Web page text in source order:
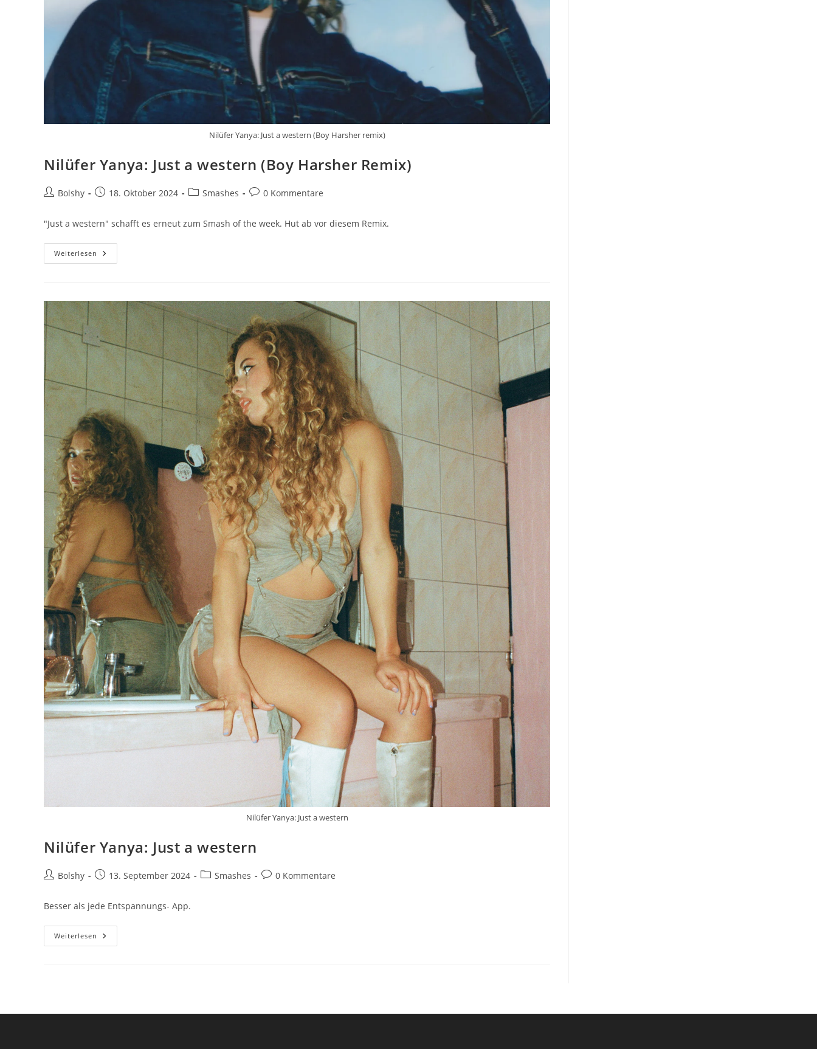
Nilüfer Yanya: Just a western (Boy Harsher remix)
Nilüfer Yanya: Just a western (Boy Harsher Remix)
Beitrags-
Bolshy
Beitrag18. Oktober 2024
Beitrags-
Smashes
Beitrags-
0 Kommentare
"Just a western" schafft es erneut zum Smash of the week. Hut ab vor diesem Remix.
Weiterlesen Nilüfer
Yanya:
Harsher
Remix)
Nilüfer Yanya: Just a western
Nilüfer Yanya: Just a western
Beitrags-
Bolshy
Beitrag13. September 2024
Beitrags-
Smashes
Beitrags-
0 Kommentare
Besser als jede Entspannungs- App.
Weiterlesen Nilüfer
Yanya: